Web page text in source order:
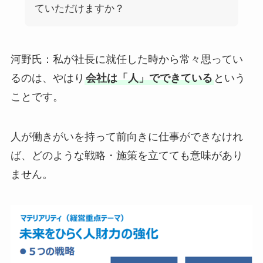
ていただけますか？
河野氏：私が社長に就任した時から常々思ってい
るのは、やはり 会社は「人」でできているという
ことです。
人が働きがいを持って前向きに仕事ができなけれ
ば、どのような戦略・施策を立てても意味があり
ません。